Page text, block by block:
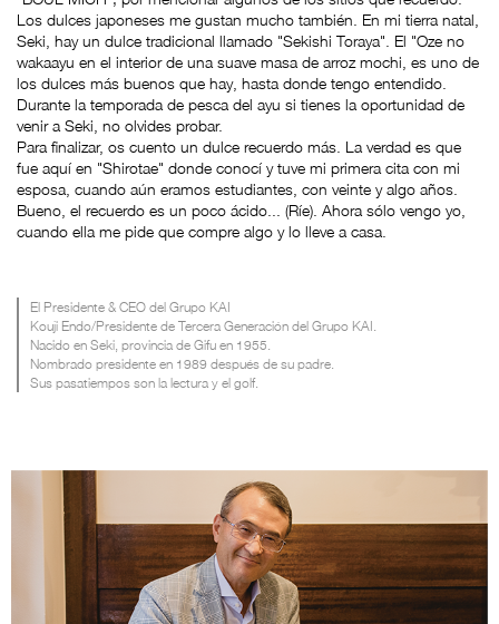
Los dulces japoneses me gustan mucho también. En mi tierra natal,
Seki, hay un dulce tradicional llamado "Sekishi Toraya". El "Oze no
wakaayu en el interior de una suave masa de arroz mochi, es uno de
los dulces más buenos que hay, hasta donde tengo entendido.
Durante la temporada de pesca del ayu si tienes la oportunidad de
venir a Seki, no olvides probar.
Para finalizar, os cuento un dulce recuerdo más. La verdad es que
fue aquí en "Shirotae" donde conocí y tuve mi primera cita con mi
esposa, cuando aún eramos estudiantes, con veinte y algo años.
Bueno, el recuerdo es un poco ácido... (Ríe). Ahora sólo vengo yo,
cuando ella me pide que compre algo y lo lleve a casa.
El Presidente & CEO del Grupo KAI
Kouji Endo/Presidente de Tercera Generación del Grupo KAI.
Nacido en Seki, provincia de Gifu en 1955.
Nombrado presidente en 1989 después de su padre.
Sus pasatiempos son la lectura y el golf.